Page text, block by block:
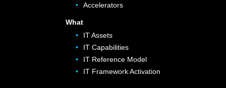
Accelerators
What
IT Assets
IT Capabilities
IT Reference Model
IT Framework Activation